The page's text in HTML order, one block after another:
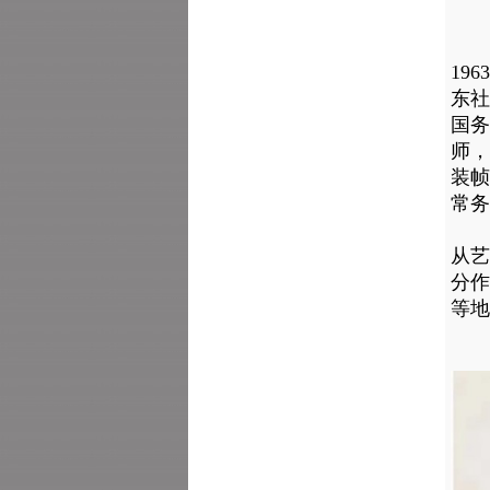
东
国
师
装
常
从
分
等